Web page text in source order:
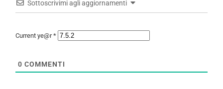
Sottoscrivimi agli aggiornamenti
Current ye@r*
0 COMMENTI